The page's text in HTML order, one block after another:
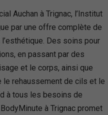
Auchan à Trignac, l’Institut
par une offre complète de
Des soins pour
en passant par des
et le corps, ainsi que
le rehaussement de cils et le
à tous les besoins de
à Trignac promet